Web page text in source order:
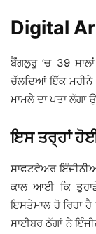
Digital
ਬੈਂਗਲੁਰੂ ’ਚ 39
ਚੱਲਦਿਆਂ ਇੱਕ ਮਹੀਨੇ
ਮਾਮਲੇ ਦਾ ਪਤਾ ਲੱਗਾ
ਇਸ ਤਰ੍ਹਾਂ
ਸਾਫਟਵੇਅਰ
ਕਾਲ ਆਈ ਕਿ
ਇਸਤੇਮਾਲ ਹੋ ਰਿਹਾ
ਸਾਈਬਰ ਠੱਗਾਂ ਨੇ